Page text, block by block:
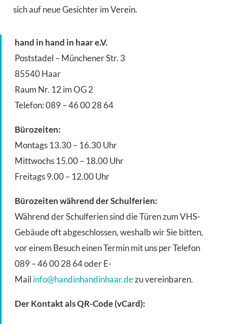
sich auf neue Gesichter im Verein.
hand in hand in haar e.V.
Poststadel – Münchener Str. 3
85540 Haar
Raum Nr. 12 im OG 2
Telefon: 089 – 46 00 28 64
Bürozeiten:
Montags 13.30 – 16.30 Uhr
Mittwochs 15.00 – 18.00 Uhr
Freitags 9.00 – 12.00 Uhr
Bürozeiten während der Schulferien:
Während der Schulferien sind die Türen zum VHS-
Gebäude oft abgeschlossen, weshalb wir Sie bitten,
vor einem Besuch einen Termin mit uns per Telefon
089 – 46 00 28 64 oder E-
Mail info@handinhandinhaar.dezu vereinbaren.
Der Kontakt als QR-Code (vCard):